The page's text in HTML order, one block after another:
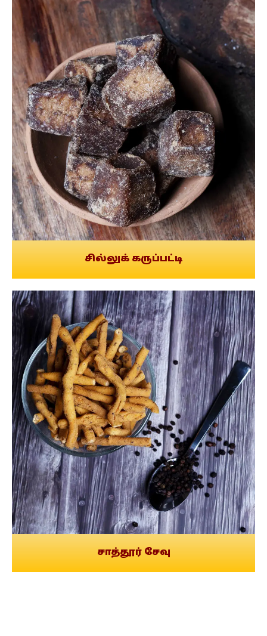
சில்லுக் கருப்பட்டி
சாத்தூர் சேவு